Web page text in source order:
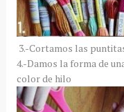
3.-Cortamos las
4.-Damos la forma de
color de hilo